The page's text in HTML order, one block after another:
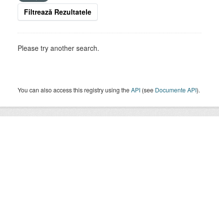
Filtrează Rezultatele
Please try another search.
You can also access this registry using theAPI (see Documente API).